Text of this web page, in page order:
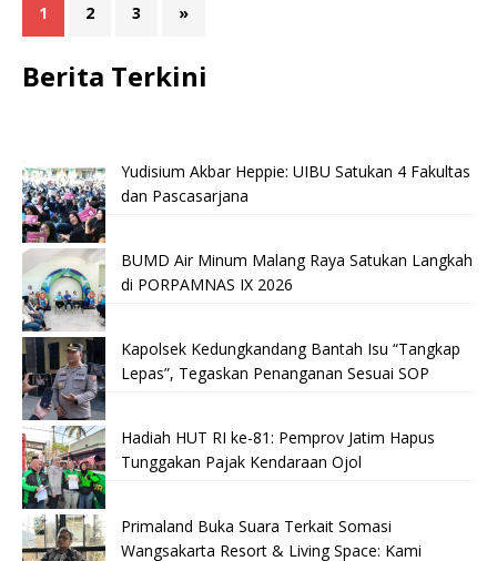
1 2 3 »
Berita Terkini
Yudisium Akbar Heppie: UIBU Satukan 4 Fakultas
dan Pascasarjana
BUMD Air Minum Malang Raya Satukan Langkah
di PORPAMNAS IX 2026
Kapolsek Kedungkandang Bantah Isu “Tangkap
Lepas”, Tegaskan Penanganan Sesuai SOP
Hadiah HUT RI ke-81: Pemprov Jatim Hapus
Tunggakan Pajak Kendaraan Ojol
Primaland Buka Suara Terkait Somasi
Wangsakarta Resort & Living Space: Kami